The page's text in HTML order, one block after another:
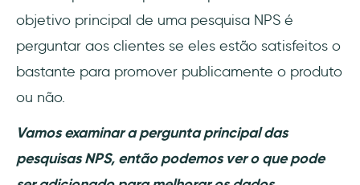
objetivo principal de uma pesquisa NPS é
perguntar aos clientes se eles estão satisfeitos o
bastante para promover publicamente o produto
ou não.
Vamos examinar a pergunta principal das
pesquisas NPS, então podemos ver o que pode